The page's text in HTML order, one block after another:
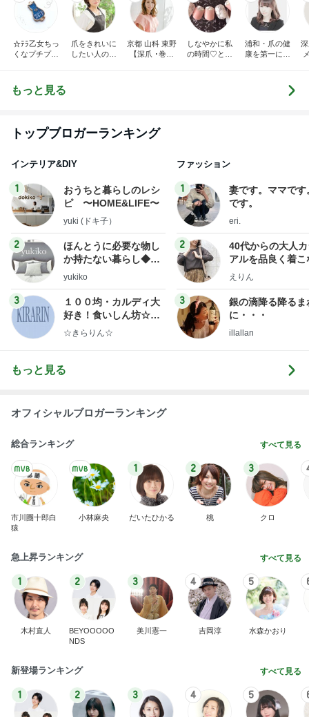
☆ﾃﾗ乙女ちっ
くなプチプラ
爪をきれいに
したい人のた
京都 山科 東野
【深爪 ･巻き
しなやかに私
の時間♡とき
浦和・爪の健
康を第一に考
人気のネイル
サロン・ネイ
もっと見る
トップブロガーランキング
インテリア&DIY
1
おうちと暮らしのレシ
ピ 〜HOME&LIFE〜
yuki (ドキ子）
2
ほんとうに必要な物し
か持たない暮らし◆Ke
ep Life Simple◆〜イ
yukiko
3
１００均・カルディ大
好き！食いしん坊☆き
らりん☆のブログ
☆きらりん☆
ファッション
1
妻です。ママです
です。
eri.
2
40代からの大人
アルを品良く着こ
ファッションブロ
えりん
3
銀の滴降る降るま
に・・・
illallan
もっと見る
オフィシャルブロガーランキング
総合ランキング すべて見る
市川團十郎白
猿
小林麻央
1
だいたひかる
2
桃
3
クロ
急上昇ランキング すべて見る
1
木村直人
2
BEYOOOOO
NDS
3
美川憲一
4
吉岡淳
5
水森かおり
新登場ランキング すべて見る
1 2 3 4 5